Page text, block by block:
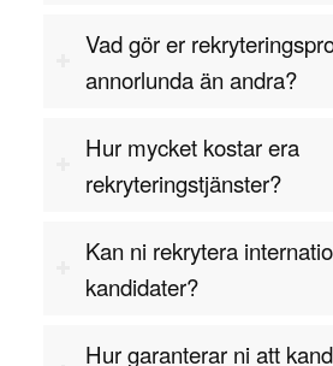
projektet inom budget.
flexibelt tankesätt. Inom
oväntade problem uppstå när
projektledaren måste snabbt
till förändrade omständigheter
lösningar som håller projektet
Vad gör er
annorlunda än andra?
Hur mycket kostar era
rekryteringstjänster?
Kan ni rekrytera
kandidater?
Hur garanterar ni att